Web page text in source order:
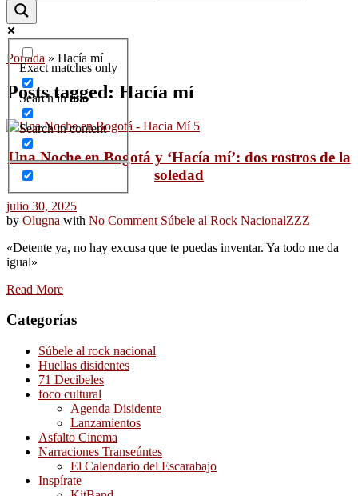
Exact matches only
Search in title
Search in content
Portada » Hacía mí
Posts tagged: Hacía mí
Una Noche en Bogotá y ‘Hacía mí’: dos rostros de la
soledad
julio 30, 2025
by Olugna with No Comment Súbele al Rock NacionalZZZ
«Detente ya, no hay excusa que te puedas inventar. Ya todo me da
igual»
Read More
Categorías
Súbele al rock nacional
Huellas disidentes
71 Decibeles
foco cultural
Agenda Disidente
Lanzamientos
Asfalto Cinema
Narraciones Transeúntes
El Calendario del Escarabajo
Inspírate